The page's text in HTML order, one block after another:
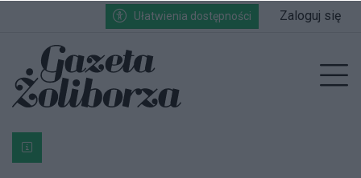
Przejdź do głównych treści
Przejdź do wyszukiwarki
Przejdź do głównego menuUłatwienia dostępności Zaloguj się